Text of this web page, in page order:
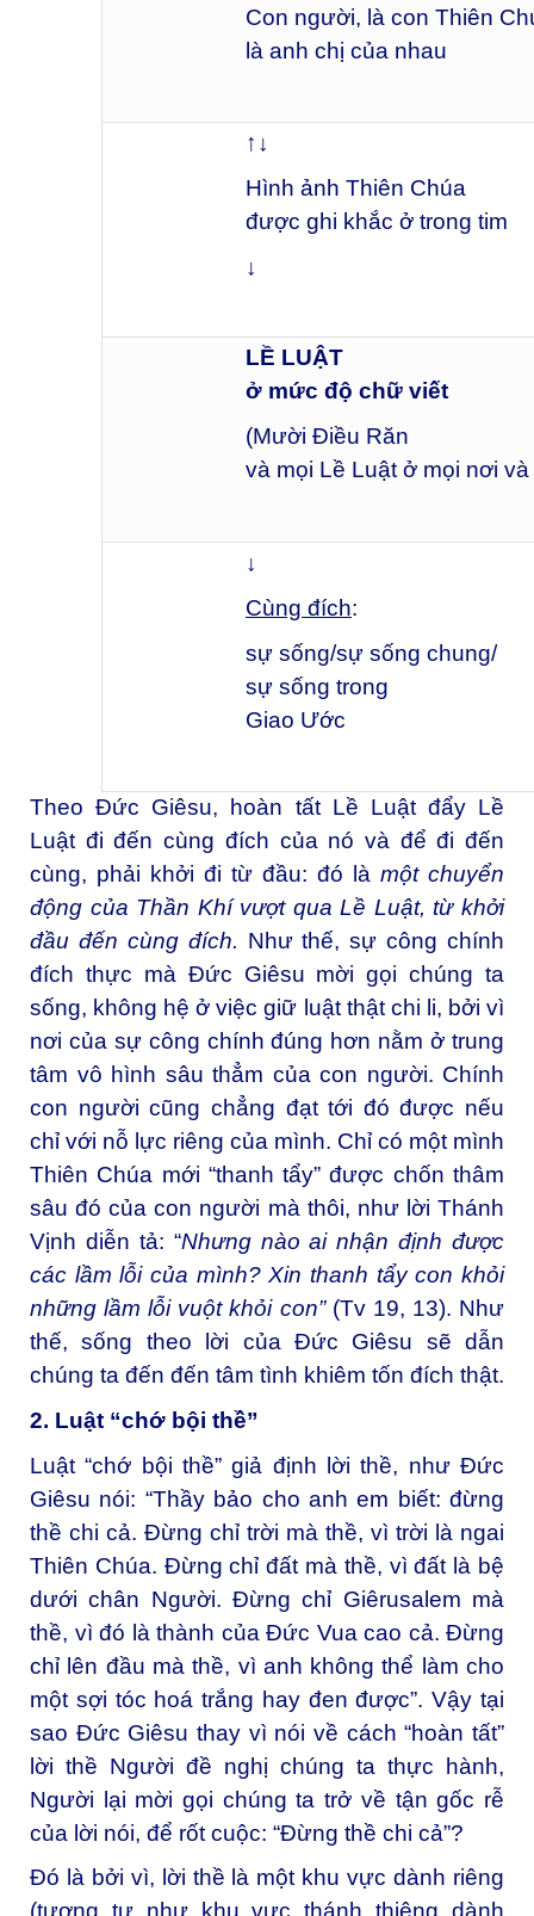
Con người, là con Thiên
là anh chị của nhau
↑↓
Hình ảnh Thiên Chúa
được ghi khắc ở trong tim
↓
LỀ LUẬT
ở mức độ chữ viết
(Mười Điều Răn
và mọi Lề Luật ở mọi nơi
↓
Cùng đích:
sự sống/sự sống chung/
sự sống trong
Giao Ước
Theo Đức Giêsu, hoàn tất Lề Luật đẩy Lề
Luật đi đến cùng đích của nó và để đi đến
cùng, phải khởi đi từ đầu: đó là một chuyển
động của Thần Khí vượt qua Lề Luật, từ khởi
đầu đến cùng đích. Như thế, sự công chính
đích thực mà Đức Giêsu mời gọi chúng ta
sống, không hệ ở việc giữ luật thật chi li, bởi vì
nơi của sự công chính đúng hơn nằm ở trung
tâm vô hình sâu thẳm của con người. Chính
con người cũng chẳng đạt tới đó được nếu
chỉ với nỗ lực riêng của mình. Chỉ có một mình
Thiên Chúa mới “thanh tẩy” được chốn thâm
sâu đó của con người mà thôi, như lời Thánh
Vịnh diễn tả: “Nhưng nào ai nhận định được
các lầm lỗi của mình? Xin thanh tẩy con khỏi
những lầm lỗi vuột khỏi con” (Tv 19, 13). Như
thế, sống theo lời của Đức Giêsu sẽ dẫn
chúng ta đến đến tâm tình khiêm tốn đích thật.
2. Luật “chớ bội thề”
Luật “chớ bội thề” giả định lời thề, như Đức
Giêsu nói: “Thầy bảo cho anh em biết: đừng
thề chi cả. Đừng chỉ trời mà thề, vì trời là ngai
Thiên Chúa. Đừng chỉ đất mà thề, vì đất là bệ
dưới chân Người. Đừng chỉ Giêrusalem mà
thề, vì đó là thành của Đức Vua cao cả. Đừng
chỉ lên đầu mà thề, vì anh không thể làm cho
một sợi tóc hoá trắng hay đen được”. Vậy tại
sao Đức Giêsu thay vì nói về cách “hoàn tất”
lời thề Người đề nghị chúng ta thực hành,
Người lại mời gọi chúng ta trở về tận gốc rễ
của lời nói, để rốt cuộc: “Đừng thề chi cả”?
Đó là bởi vì, lời thề là một khu vực dành riêng